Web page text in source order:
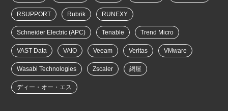
RSUPPORT Rubrik RUNEXY
Schneider Electric (APC) Tenable Trend Micro
VAST Data VAIO Veeam Veritas VMware
Wasabi Technologies Zscaler 網屋
ディー・オー・エス